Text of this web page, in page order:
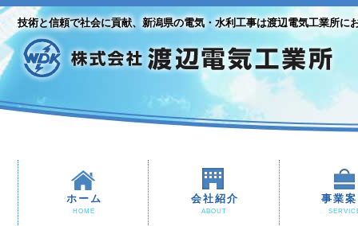
技術と信頼で社会に貢献、新潟県の電気・水利工事は渡辺電気工業所に
ホーム
HOME
会社紹介
ABOUT
事業